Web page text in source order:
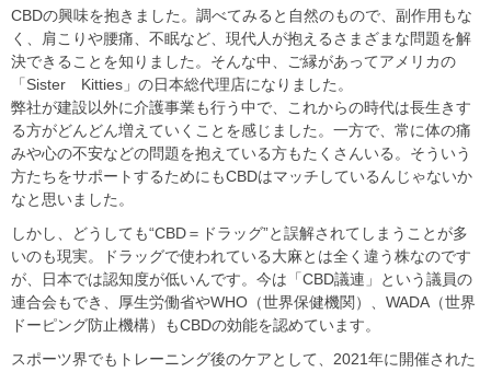
CBDの興味を抱きました。調べてみると自然のもので、副作用もな
く、肩こりや腰痛、不眠など、現代人が抱えるさまざまな問題を解
決できることを知りました。そんな中、ご縁があってアメリカの
「Sister Kitties」の日本総代理店になりました。
弊社が建設以外に介護事業も行う中で、これからの時代は長生きす
る方がどんどん増えていくことを感じました。一方で、常に体の痛
みや心の不安などの問題を抱えている方もたくさんいる。そういう
方たちをサポートするためにもCBDはマッチしているんじゃないか
なと思いました。
しかし、どうしても“CBD＝ドラッグ”と誤解されてしまうことが多
いのも現実。ドラッグで使われている大麻とは全く違う株なのです
が、日本では認知度が低いんです。今は「CBD議連」という議員の
連合会もでき、厚生労働省やWHO（世界保健機関）、WADA（世界
ドーピング防止機構）もCBDの効能を認めています。
スポーツ界でもトレーニング後のケアとして、2021年に開催された